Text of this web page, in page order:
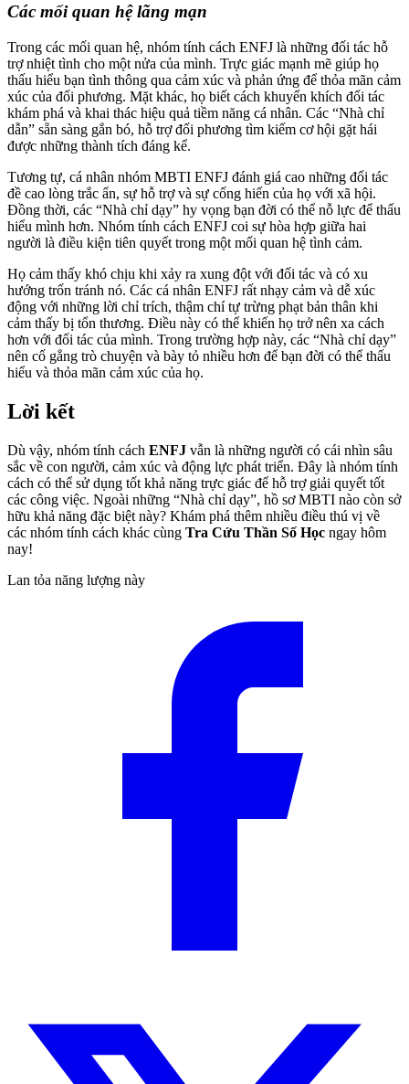
Các mối quan hệ lãng mạn
Trong các mối quan hệ, nhóm tính cách ENFJ là những đối tác hỗ
trợ nhiệt tình cho một nửa của mình. Trực giác mạnh mẽ giúp họ
thấu hiểu bạn tình thông qua cảm xúc và phản ứng để thỏa mãn cảm
xúc của đối phương. Mặt khác, họ biết cách khuyến khích đối tác
khám phá và khai thác hiệu quả tiềm năng cá nhân. Các “Nhà chỉ
dẫn” sẵn sàng gắn bó, hỗ trợ đối phương tìm kiếm cơ hội gặt hái
được những thành tích đáng kể.
Tương tự, cá nhân nhóm MBTI ENFJ đánh giá cao những đối tác
đề cao lòng trắc ẩn, sự hỗ trợ và sự cống hiến của họ với xã hội.
Đồng thời, các “Nhà chỉ dạy” hy vọng bạn đời có thể nỗ lực để thấu
hiểu mình hơn. Nhóm tính cách ENFJ coi sự hòa hợp giữa hai
người là điều kiện tiên quyết trong một mối quan hệ tình cảm.
Họ cảm thấy khó chịu khi xảy ra xung đột với đối tác và có xu
hướng trốn tránh nó. Các cá nhân ENFJ rất nhạy cảm và dễ xúc
động với những lời chỉ trích, thậm chí tự trừng phạt bản thân khi
cảm thấy bị tổn thương. Điều này có thể khiến họ trở nên xa cách
hơn với đối tác của mình. Trong trường hợp này, các “Nhà chỉ dạy”
nên cố gắng trò chuyện và bày tỏ nhiều hơn để bạn đời có thể thấu
hiểu và thỏa mãn cảm xúc của họ.
Lời kết
Dù vậy, nhóm tính cách ENFJ vẫn là những người có cái nhìn sâu
sắc về con người, cảm xúc và động lực phát triển. Đây là nhóm tính
cách có thể sử dụng tốt khả năng trực giác để hỗ trợ giải quyết tốt
các công việc. Ngoài những “Nhà chỉ dạy”, hồ sơ MBTI nào còn sở
hữu khả năng đặc biệt này? Khám phá thêm nhiều điều thú vị về
các nhóm tính cách khác cùng Tra Cứu Thần Số Học ngay hôm
nay!
Lan tỏa năng lượng này